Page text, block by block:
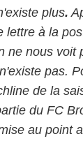
plus.
lettre à la
ne nous voit
pas.
de la
du FC
au point